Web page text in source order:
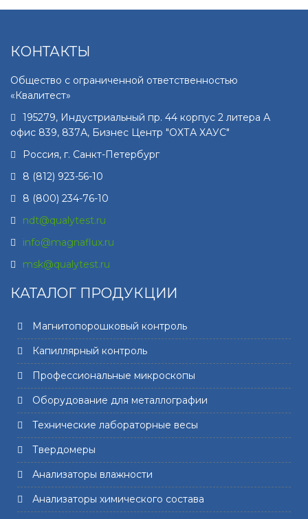
КОНТАКТЫ
Общество с ограниченной ответственностью
«Квалитест»
195279, Индустриальный пр. 44 корпус 2 литера А
офис 839, 837А, Бизнес Центр "ОХТА ХАУС"
Россия, г. Санкт-Петербург
8 (812) 923-56-10
8 (800) 234-76-10
ndt@qualytest.ru
info@magnaflux.ru
msk@qualytest.ru
КАТАЛОГ ПРОДУКЦИИ
Магнитопорошковый контроль
Капиллярный контроль
Профессиональные микроскопы
Оборудование для металлографии
Технические лабораторные весы
Твердомеры
Анализаторы влажности
Анализаторы химического состава